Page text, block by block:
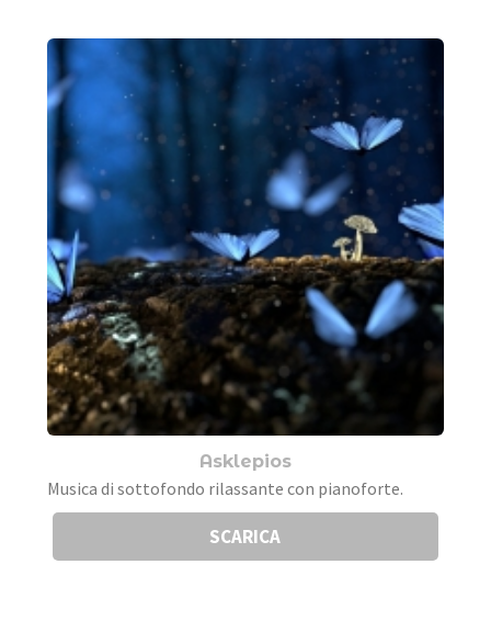
Asklepios
Musica di sottofondo rilassante con pianoforte.
SCARICA